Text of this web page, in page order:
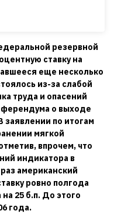
резервной
ставку на
еще несколько
из-за слабой
труда и опасений
о выходе
заявлении по итогам
мягкой
впрочем, что
индикатора в
американский
ровно полгода
25 б.п. До этого
года.